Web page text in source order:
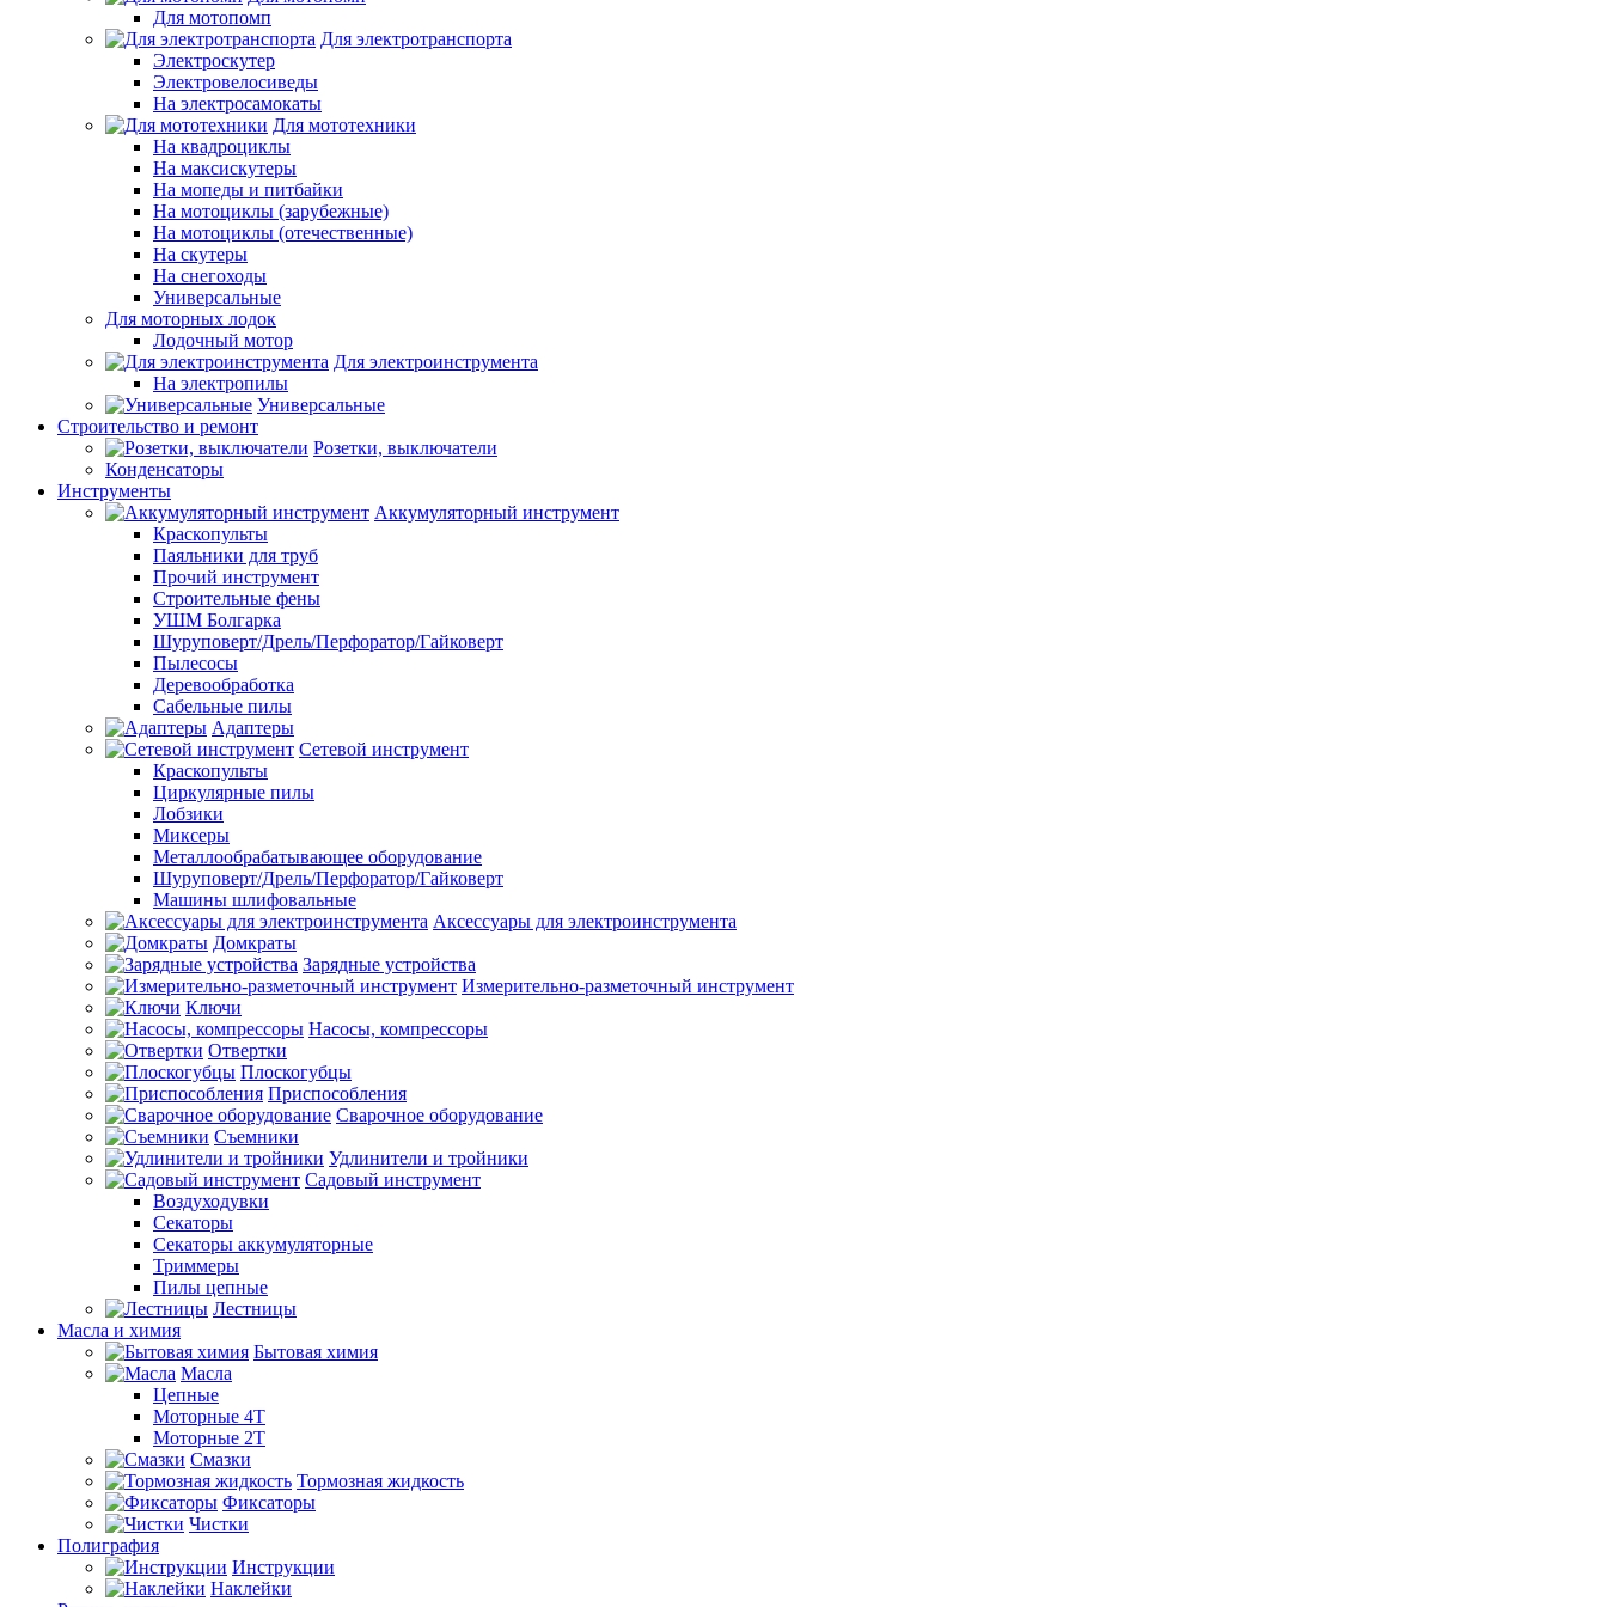
Для мотопомп
Для электротранспорта
Электроскутер
Электровелосиведы
На электросамокаты
Для мототехники
На квадроциклы
На максискутеры
На мопеды и питбайки
На мотоциклы (зарубежные)
На мотоциклы (отечественные)
На скутеры
На снегоходы
Универсальные
Для моторных лодок
Лодочный мотор
Для электроинструмента
На электропилы
Универсальные
Строительство и ремонт
Розетки, выключатели
Конденсаторы
Инструменты
Аккумуляторный инструмент
Краскопульты
Паяльники для труб
Прочий инструмент
Строительные фены
УШМ Болгарка
Шуруповерт/Дрель/Перфоратор/Гайковерт
Пылесосы
Деревообработка
Сабельные пилы
Адаптеры
Сетевой инструмент
Краскопульты
Циркулярные пилы
Лобзики
Миксеры
Металлообрабатывающее оборудование
Шуруповерт/Дрель/Перфоратор/Гайковерт
Машины шлифовальные
Аксессуары для электроинструмента
Домкраты
Зарядные устройства
Измерительно-разметочный инструмент
Ключи
Насосы, компрессоры
Отвертки
Плоскогубцы
Приспособления
Сварочное оборудование
Съемники
Удлинители и тройники
Садовый инструмент
Воздуходувки
Секаторы
Секаторы аккумуляторные
Триммеры
Пилы цепные
Лестницы
Масла и химия
Бытовая химия
Масла
Цепные
Моторные 4Т
Моторные 2Т
Смазки
Тормозная жидкость
Фиксаторы
Чистки
Полиграфия
Инструкции
Наклейки